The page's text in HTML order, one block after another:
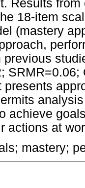
Results
18-item
(mastery
previous
presents
achieve
actions at
mastery;